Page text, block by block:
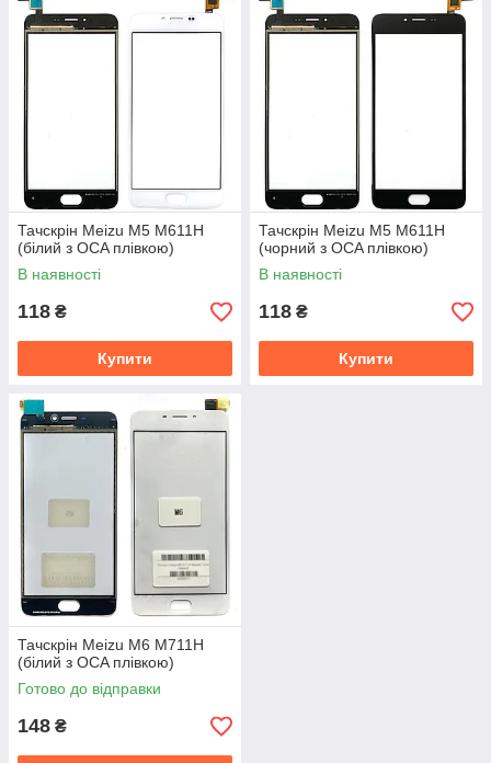
Тачскрін Meizu M5 M611H
(білий з OCA плівкою)
В наявності
118 ₴
Купити
Тачскрін Meizu M5 M611H
(чорний з OCA плівкою)
В наявності
118 ₴
Купити
Тачскрін Meizu M6 M711H
(білий з OCA плівкою)
Готово до відправки
148 ₴